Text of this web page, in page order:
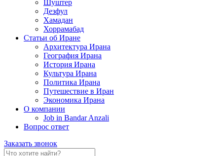
Шуштер
Дезфул
Хамадан
Хоррамабад
Статьи об Иране
Архитектура Ирана
География Ирана
История Ирана
Культура Ирана
Политика Ирана
Путешествие в Иран
Экономика Ирана
О компании
Job in Bandar Anzali
Вопрос ответ
Заказать звонок